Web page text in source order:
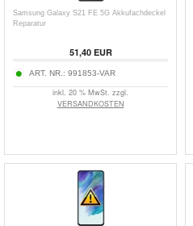
Samsung Galaxy S21 FE 5G Akkufachdeckel
Reparatur
51,40 EUR
ART. NR.: 991853-VAR
inkl. 20 % MwSt. zzgl.
VERSANDKOSTEN